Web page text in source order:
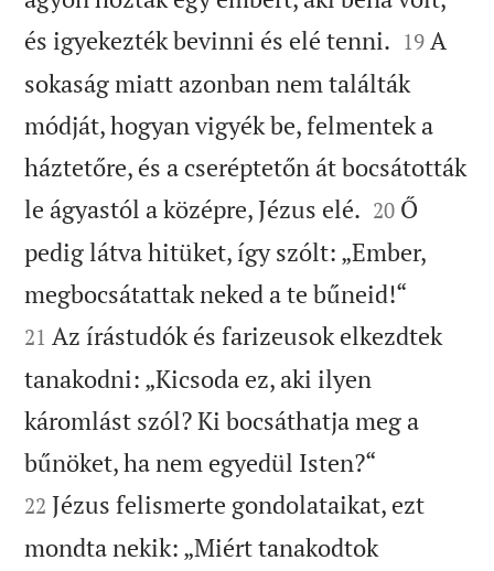
és igyekezték bevinni és elé tenni. 

19 A
sokaság miatt azonban nem találták
módját, hogyan vigyék be, felmentek a
háztetőre, és a cseréptetőn át bocsátották
le ágyastól a középre, Jézus elé. 

20 Ő
pedig látva hitüket, így szólt: „Ember,
megbocsátattak neked a te bűneid!“
21 Az írástudók és farizeusok elkezdtek
tanakodni: „Kicsoda ez, aki ilyen
káromlást szól? Ki bocsáthatja meg a
bűnöket, ha nem egyedül Isten?“
22 Jézus felismerte gondolataikat, ezt
mondta nekik: „Miért tanakodtok